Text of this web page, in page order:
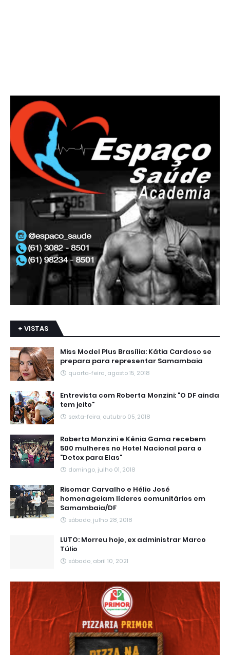
+ VISTAS
Miss Model Plus Brasília: Kátia Cardoso se
prepara para representar Samambaia
quarta-feira, agosto 15, 2018
Entrevista com Roberta Monzini: "O DF ainda
tem jeito"
sexta-feira, outubro 05, 2018
Roberta Monzini e Kênia Gama recebem
500 mulheres no Hotel Nacional para o
"Detox para Elas"
domingo, julho 01, 2018
Risomar Carvalho e Hélio José
homenageiam líderes comunitários em
Samambaia/DF
sábado, julho 28, 2018
LUTO: Morreu hoje, ex administrar Marco
Túlio
sábado, abril 10, 2021